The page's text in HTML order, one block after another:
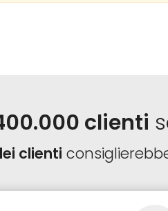
clienti
clienti